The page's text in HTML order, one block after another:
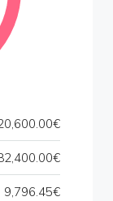
9,796.45€